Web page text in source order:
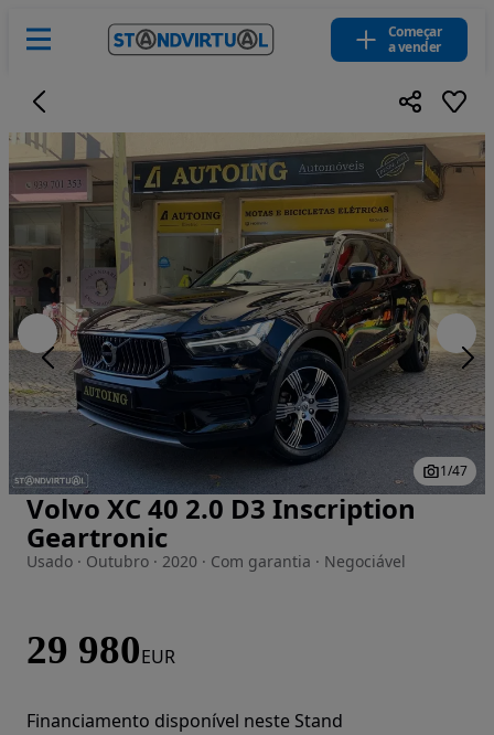
Começar
a vender
Imagem 1 de 47
1/47
Volvo XC 40 2.0 D3 Inscription
Geartronic
Usado · Outubro · 2020 · Com garantia · Negociável
29 980EUR
Financiamento disponível neste Stand